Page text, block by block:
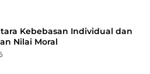
Kebebasan Individual dan
Nilai Moral